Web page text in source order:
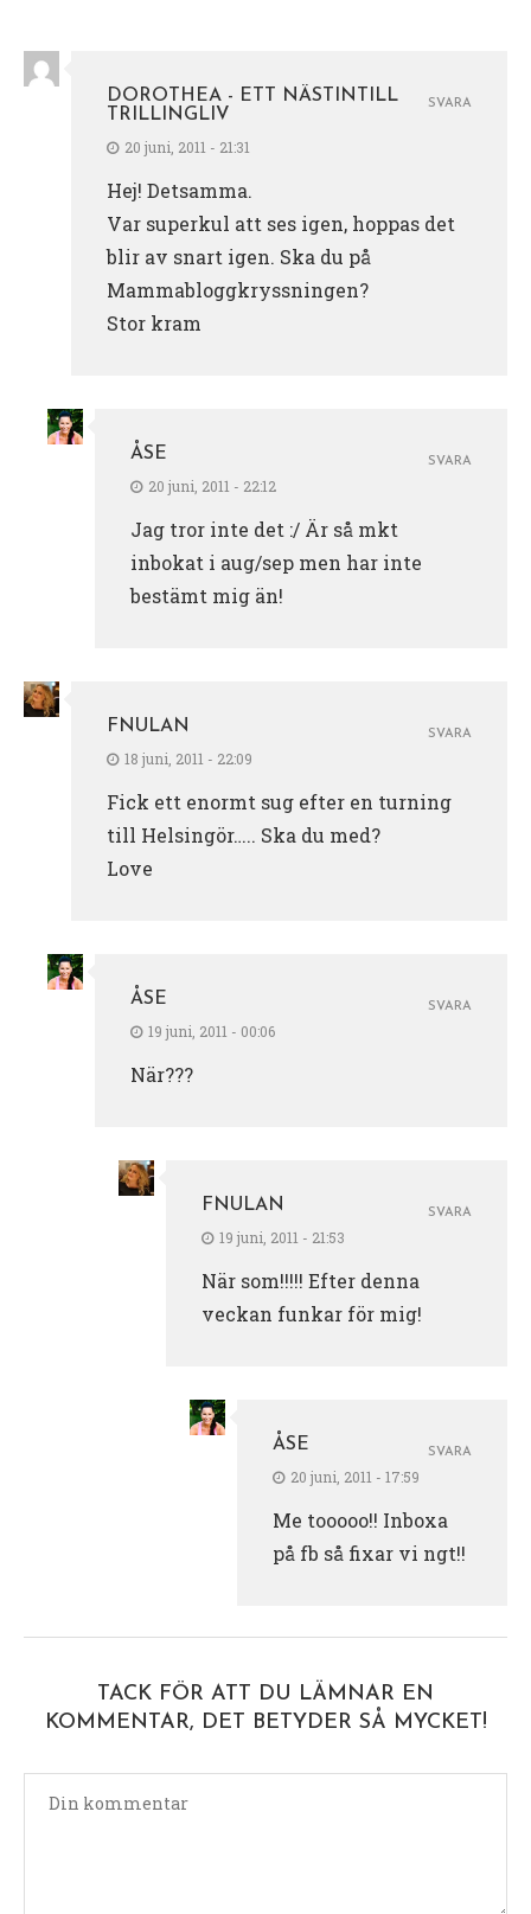
DOROTHEA - ETT NÄSTINTILL
TRILLINGLIV
20 juni, 2011 - 21:31
Hej! Detsamma.
Var superkul att ses igen, hoppas det
blir av snart igen. Ska du på
Mammabloggkryssningen?
Stor kram
SVARA
ÅSE
20 juni, 2011 - 22:12
Jag tror inte det :/ Är så mkt
inbokat i aug/sep men har inte
bestämt mig än!
SVARA
FNULAN
18 juni, 2011 - 22:09
Fick ett enormt sug efter en turning
till Helsingör….. Ska du med?
Love
SVARA
ÅSE
19 juni, 2011 - 00:06
När???
SVARA
FNULAN
19 juni, 2011 - 21:53
När som!!!!! Efter denna
veckan funkar för mig!
SVARA
ÅSE
20 juni, 2011 - 17:59
Me tooooo!! Inboxa
på fb så fixar vi ngt!!
SVARA
TACK FÖR ATT DU LÄMNAR EN
KOMMENTAR, DET BETYDER SÅ MYCKET!